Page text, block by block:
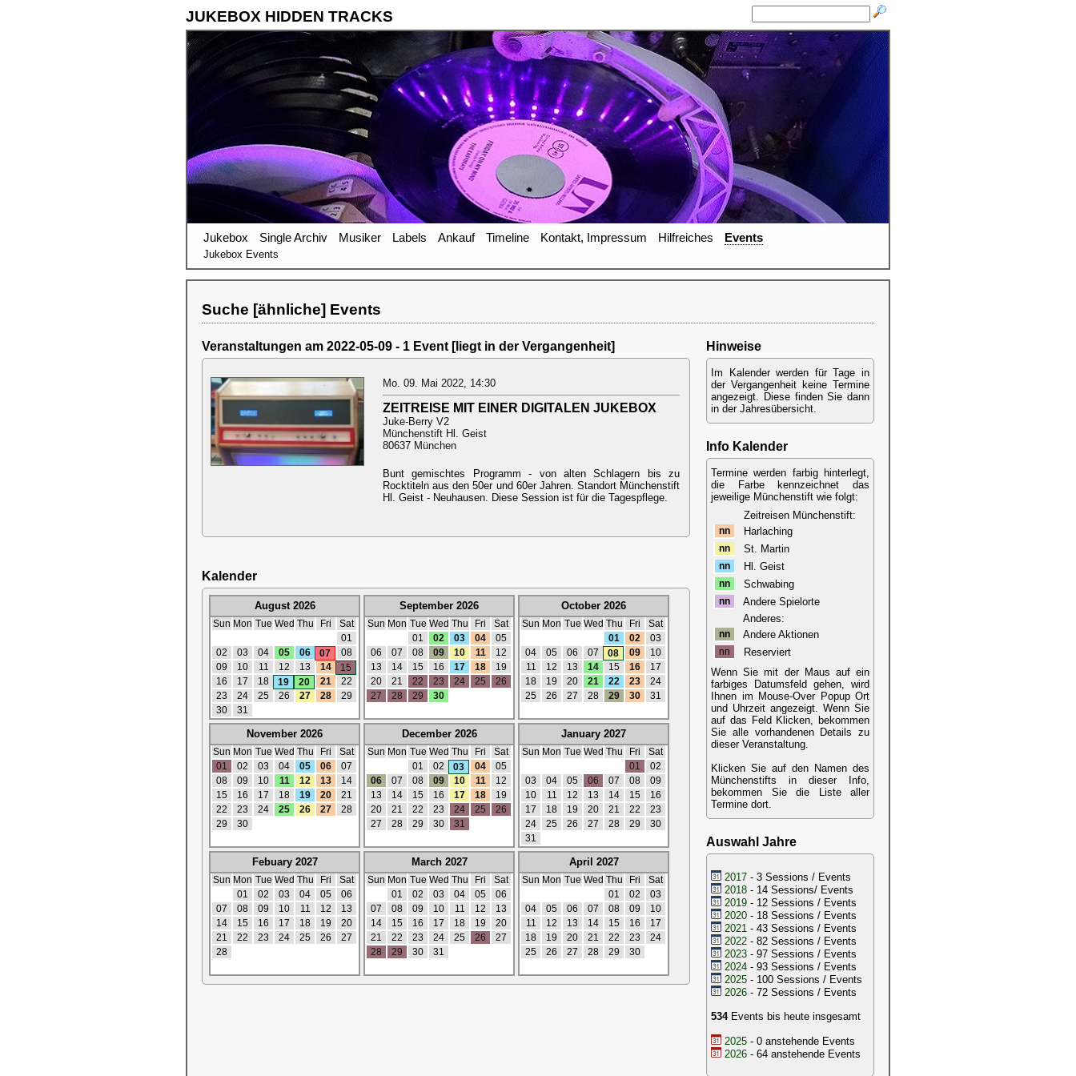
JUKEBOX HIDDEN TRACKS
Jukebox Single Archiv Musiker Labels Ankauf Timeline Kontakt, Impressum Hilfreiches Events
Jukebox Events
Suche [ähnliche] Events
Veranstaltungen am 2022-05-09 - 1 Event [liegt in der Vergangenheit]
Mo. 09. Mai 2022, 14:30
ZEITREISE MIT EINER DIGITALEN JUKEBOX
Juke-Berry V2
Münchenstift Hl. Geist
80637 München
Bunt gemischtes Programm - von alten Schlagern bis zu
Rocktiteln aus den 50er und 60er Jahren. Standort Münchenstift
Hl. Geist - Neuhausen. Diese Session ist für die Tagespflege.
Kalender
August 2026
Sun Mon Tue Wed Thu Fri
Sat
01
02
03 04 05 06 07
08
09
10 11 12 13 14
15
16
17 18 19 20 21
22
23
24 25 26 27 28
29
30
31
September 2026
Sun Mon Tue Wed Thu Fri
Sat
01
02 03 04
05
06
07 08 09 10 11
12
13
14 15 16 17 18
19
20
21 22 23 24 25
26
27
28 29 30
October 2026
Sun Mon Tue Wed Thu Fri
Sat
01
02
03
04
05 06 07 08 09
10
11
12 13 14 15 16
17
18
19 20 21 22 23
24
25
26 27 28 29 30 31
November 2026
Sun Mon Tue Wed Thu Fri
Sat
01
02 03 04 05 06
07
08
09 10 11 12 13
14
15
16 17 18 19 20
21
22
23 24 25 26 27
28
29
30
December 2026
Sun Mon Tue Wed Thu Fri
Sat
01
02 03 04
05
06
07 08 09 10 11
12
13
14 15 16 17 18
19
20
21 22 23 24 25
26
27
28 29 30 31
January 2027
Sun Mon Tue Wed Thu Fri
Sat
01
02
03
04 05 06 07 08
09
10
11 12 13 14 15
16
17
18 19 20 21 22
23
24
25 26 27 28 29
30
31
Febuary 2027
Sun Mon Tue Wed Thu Fri
Sat
01
02 03 04 05
06
07
08 09 10 11 12
13
14
15 16 17 18 19
20
21
22 23 24 25 26
27
28
March 2027
Sun Mon Tue Wed Thu Fri
Sat
01
02 03 04 05
06
07
08 09 10 11 12
13
14
15 16 17 18 19
20
21
22 23 24 25 26
27
28
29 30 31
April 2027
Sun Mon Tue Wed Thu Fri
Sat
01
02
03
04
05 06 07 08 09
10
11
12 13 14 15 16
17
18
19 20 21 22 23
24
25
26 27 28 29 30
Hinweise
Im Kalender werden für Tage in
der Vergangenheit keine Termine
angezeigt. Diese finden Sie dann
in der Jahresübersicht.
Info Kalender
Termine werden farbig hinterlegt,
die Farbe kennzeichnet das
jeweilige Münchenstift wie folgt:
Zeitreisen Münchenstift:
nn Harlaching
nn St. Martin
nn Hl. Geist
nn Schwabing
nn
Andere Spielorte
Anderes:
nn Andere Aktionen
nn
Reserviert
Wenn Sie mit der Maus auf ein
farbiges Datumsfeld gehen, wird
Ihnen im Mouse-Over Popup Ort
und Uhrzeit angezeigt. Wenn Sie
auf das Feld Klicken, bekommen
Sie alle vorhandenen Details zu
dieser Veranstaltung.
Klicken Sie auf den Namen des
Münchenstifts in dieser Info,
bekommen Sie die Liste aller
Termine dort.
Auswahl Jahre
2017 - 3 Sessions / Events
2018 - 14 Sessions/ Events
2019 - 12 Sessions / Events
2020 - 18 Sessions / Events
2021 - 43 Sessions / Events
2022 - 82 Sessions / Events
2023 - 97 Sessions / Events
2024 - 93 Sessions / Events
2025 - 100 Sessions / Events
2026 - 72 Sessions / Events
534Events bis heute insgesamt
2025 - 0 anstehende Events
2026 - 64 anstehende Events